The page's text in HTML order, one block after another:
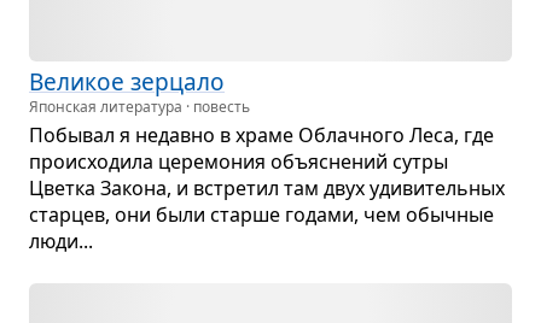
Вели­кое зер­цало
Японская литература · повесть
Побы­вал я недавно в храме Облач­ного Леса, где
про­ис­хо­дила цере­мо­ния объ­яс­не­ний сутры
Цветка Закона, и встре­тил там двух уди­ви­тель­ных
стар­цев, они были старше годами, чем обыч­ные
люди...